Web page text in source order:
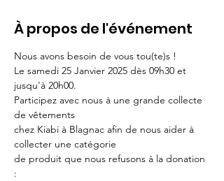
À propos de l'événement
Nous avons besoin de vous tou(te)s !
Le samedi 25 Janvier 2025 dès 09h30 et
jusqu'à 20h00.
Participez avec nous à une grande collecte
de vêtements
chez Kiabi à Blagnac afin de nous aider à
collecter une catégorie
de produit que nous refusons à la donation
: